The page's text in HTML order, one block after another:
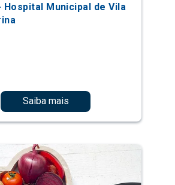
Hospital Municipal de Vila
Saiba mais